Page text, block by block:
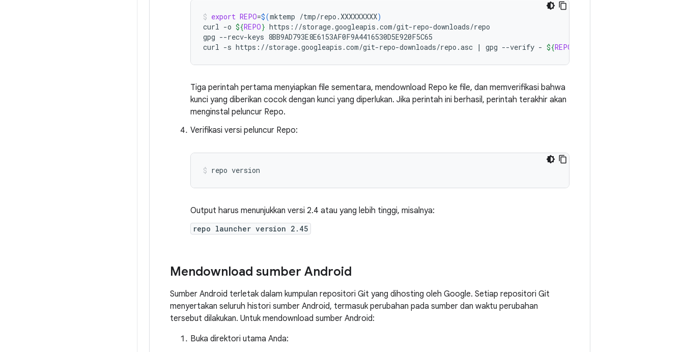
export REPO=$(mktemp /tmp/repo.XXXXXXXXX)
curl -o ${REPO} https://storage.googleapis.com/git-repo-downloads/repo
gpg --recv-keys 8BB9AD793E8E6153AF0F9A4416530D5E920F5C65
curl -s https://storage.googleapis.com/git-repo-downloads/repo.asc | gpg --verify - ${REPO
Tiga perintah pertama menyiapkan file sementara, mendownload Repo ke file, dan memverifikasi bahwa
kunci yang diberikan cocok dengan kunci yang diperlukan. Jika perintah ini berhasil, perintah terakhir akan
menginstal peluncur Repo.
Verifikasi versi peluncur Repo:
repo version
Output harus menunjukkan versi 2.4 atau yang lebih tinggi, misalnya:
repo launcher version 2.45
Mendownload sumber Android
Sumber Android terletak dalam kumpulan repositori Git yang dihosting oleh Google. Setiap repositori Git
menyertakan seluruh histori sumber Android, termasuk perubahan pada sumber dan waktu perubahan
tersebut dilakukan. Untuk mendownload sumber Android:
Buka direktori utama Anda: